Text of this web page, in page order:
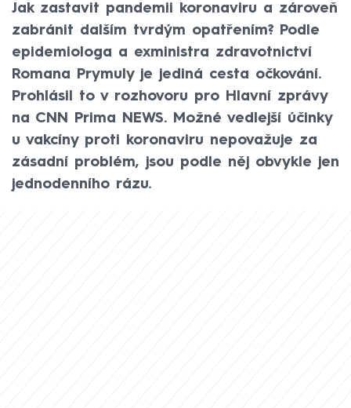
Jak zastavit pandemii koronaviru a zároveň
zabránit dalším tvrdým opatřením? Podle
epidemiologa a exministra zdravotnictví
Romana Prymuly je jediná cesta očkování.
Prohlásil to v rozhovoru pro Hlavní zprávy
na CNN Prima NEWS. Možné vedlejší účinky
u vakcíny proti koronaviru nepovažuje za
zásadní problém, jsou podle něj obvykle jen
jednodenního rázu.